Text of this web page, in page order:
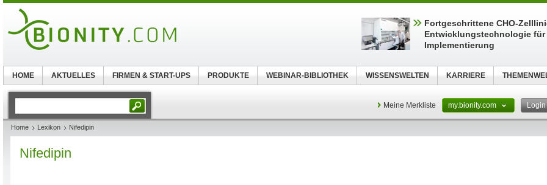
Meine Merkliste my.bionity.com Login
Home Lexikon Nifedipin
Nifedipin
Fortgeschrittene CHO-
Entwicklungstechnologie für
Implementierung
HOME AKTUELLES FIRMEN & START-UPS PRODUKTE WEBINAR-BIBLIOTHEK WISSENSWELTEN KARRIERE